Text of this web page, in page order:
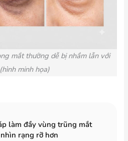
mắt thường dễ bị nhầm lẫn với
minh họa)
làm đầy vùng trũng mắt
rạng rỡ hơn